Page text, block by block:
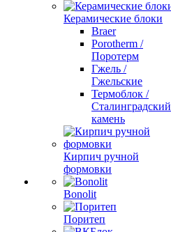
Керамические блоки
Braer
Porotherm /
Поротерм
Гжель /
Гжельские
Термоблок /
Сталинградский
камень
Кирпич ручной
формовки
Bonolit
Поритеп